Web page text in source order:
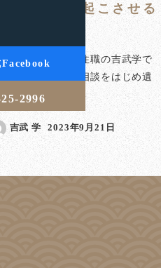
2996
時代を思い起こさせる
の饗庭山法泉寺住職の吉武学で
悩みや終活のご相談をはじめ遺
儀・埋葬 […]
吉武 学
投稿日
2023年9月21日